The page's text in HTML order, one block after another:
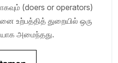
(doers or operators)
உற்பத்தித் துறையில் ஒரு
அமைந்தது.